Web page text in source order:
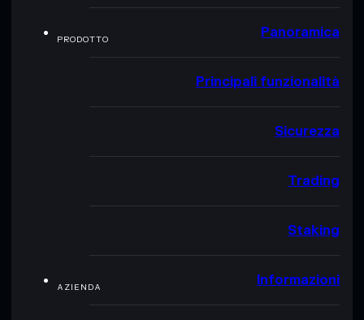
PRODOTTO Panoramica
Principali funzionalità
Sicurezza
Trading
Staking
AZIENDA Informazioni